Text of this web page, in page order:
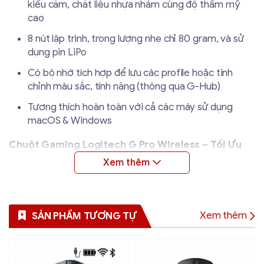
kiểu cầm, chất liệu nhựa nhám cùng độ thẩm mỹ
cao
8 nút lập trình, trọng lượng nhẹ chỉ 80 gram, và sử
dụng pin LiPo
Có bộ nhớ tích hợp để lưu các profile hoặc tinh
chỉnh màu sắc, tính năng (thông qua G-Hub)
Tương thích hoàn toàn với cả các máy sử dụng
macOS & Windows
Chuột Gaming Logitech G Pro Wireless – Tối Ưu
Hóa Trải Nghiệm Chơi Game Với Công Nghệ Tân
Hiệu Suất Vượt Trội Với Cảm Biến HERO Và Công
Nghệ LIGHTSPEED
cảm biến HERO thế hệ mới, đạt tốc độ hơn 400 IPS,
SẢN PHẨM TƯƠNG TỰ Xem thêm